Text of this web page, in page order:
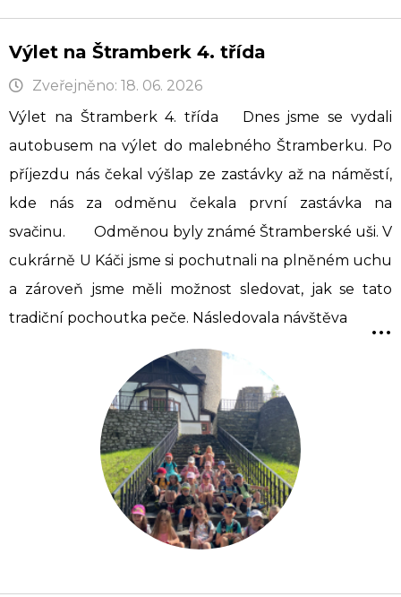
Výlet na Štramberk 4. třída
Zveřejněno: 18. 06. 2026
Výlet na Štramberk 4. třída Dnes jsme se vydali
autobusem na výlet do malebného Štramberku. Po
příjezdu nás čekal výšlap ze zastávky až na náměstí,
kde nás za odměnu čekala první zastávka na
svačinu. Odměnou byly známé Štramberské uši. V
cukrárně U Káči jsme si pochutnali na plněném uchu
a zároveň jsme měli možnost sledovat, jak se tato
tradiční pochoutka peče. Následovala návštěva
...